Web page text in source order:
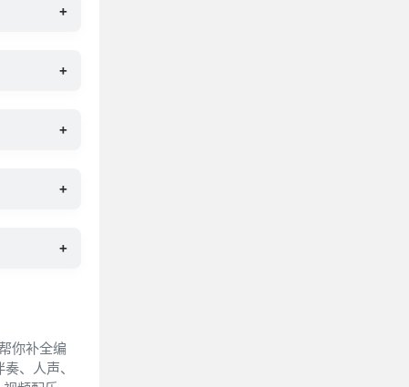
+
+
+
+
+
你补全编
、人声、